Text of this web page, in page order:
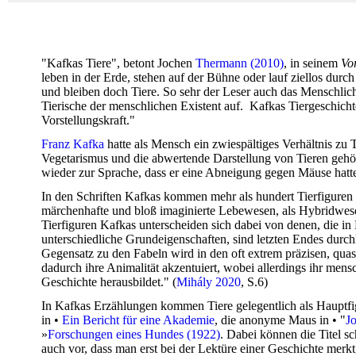
"Kafkas Tiere", betont Jochen Thermann (2010), in seinem
leben in der Erde, stehen auf der Bühne oder lauf ziellos
und bleiben doch Tiere. So sehr der Leser auch das
Tierische der menschlichen Existent auf. Kafkas
Vorstellungskraft."
Franz Kafka hatte als Mensch ein zwiespältiges Verhältnis zu
Vegetarismus und die abwertende Darstellung von Tieren
wieder zur Sprache, dass er eine Abneigung gegen Mäuse
In den Schriften Kafkas kommen mehr als hundert
märchenhafte und bloß imaginierte Lebewesen, als
Tierfiguren Kafkas unterscheiden sich dabei von denen, die
unterschiedliche Grundeigenschaften, sind letzten Endes
Gegensatz zu den Fabeln wird in den oft extrem präzisen,
dadurch ihre Animalität akzentuiert, wobei allerdings ihr
Geschichte herausbildet." (Mihály 2020, S.6)
In Kafkas Erzählungen kommen Tiere gelegentlich als
in • Ein Bericht für eine Akademie, die anonyme Maus in • "
»Forschungen eines Hundes (1922). Dabei können die Titel
auch vor, dass man erst bei der Lektüre einer Geschichte